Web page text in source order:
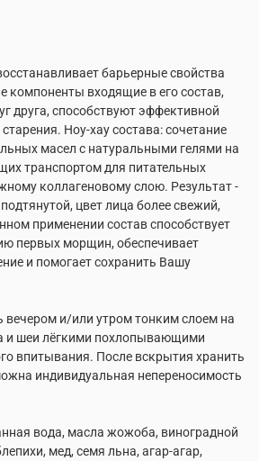
барьерные свойства
компоненты входящие в его состав,
друга, способствуют эффективной
Ноу-хау состава: сочетание
масел с натуральными гелями на
транспортом для питательных
коллагеновому слою. Результат -
цвет лица более свежий,
применении состав способствует
первых морщин, обеспечивает
и помогает сохранить Вашу
вечером и/или утром тонким слоем на
и шеи лёгкими похлопывающими
впитывания. После вскрытия хранить
индивидуальная непереносимость
вода, масла жожоба, виноградной
мед, семя льна, агар-агар,